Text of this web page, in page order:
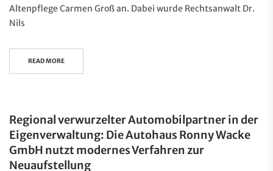
Altenpflege Carmen Groß an. Dabei wurde Rechtsanwalt Dr.
Nils
READ MORE
Regional verwurzelter Automobilpartner in der
Eigenverwaltung: Die Autohaus Ronny Wacke
GmbH nutzt modernes Verfahren zur
Neuaufstellung